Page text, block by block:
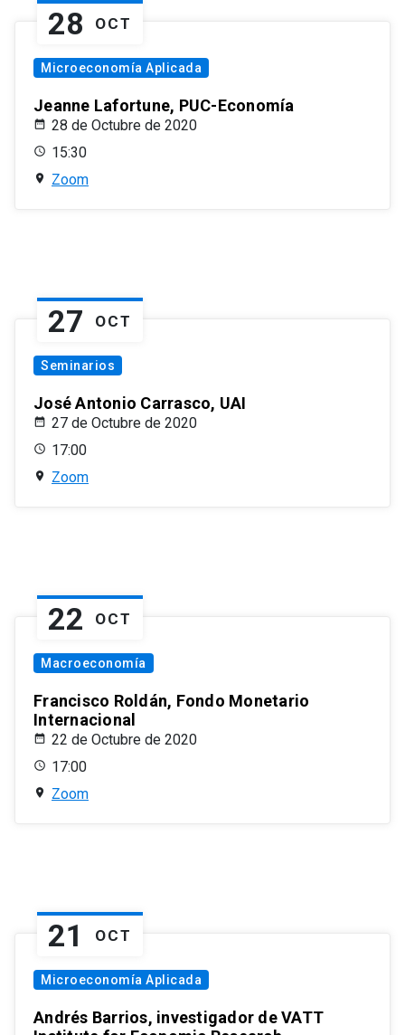
28 OCT
Microeconomía Aplicada
Jeanne Lafortune, PUC-Economía
28 de Octubre de 2020
15:30
Zoom
27 OCT
Seminarios
José Antonio Carrasco, UAI
27 de Octubre de 2020
17:00
Zoom
22 OCT
Macroeconomía
Francisco Roldán, Fondo Monetario
Internacional
22 de Octubre de 2020
17:00
Zoom
21 OCT
Microeconomía Aplicada
Andrés Barrios, investigador de VATT